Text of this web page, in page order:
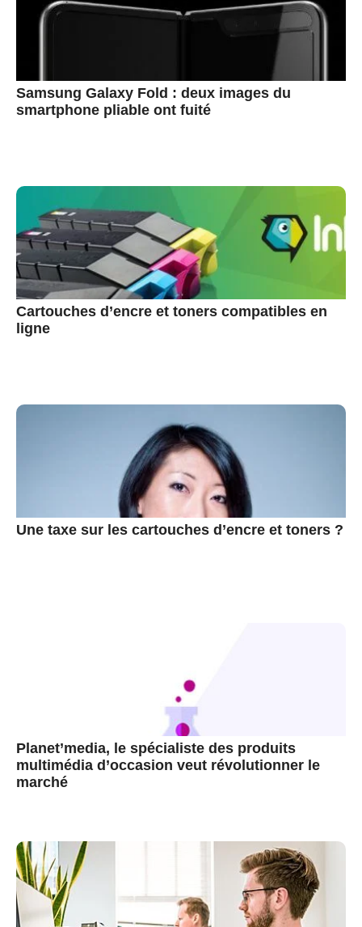
Samsung Galaxy Fold : deux images du
smartphone pliable ont fuité
Cartouches d’encre et toners compatibles en
ligne
Une taxe sur les cartouches d’encre et toners ?
Planet’media, le spécialiste des produits
multimédia d’occasion veut révolutionner le
marché